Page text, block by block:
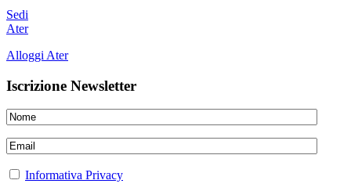
Sedi
Ater
Alloggi Ater
Iscrizione Newsletter
Informativa Privacy